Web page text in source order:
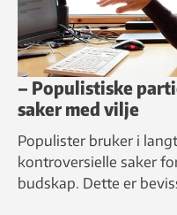
– Populistiske
saker med vilje
Populister bruker i
kontroversielle saker
budskap. Dette er